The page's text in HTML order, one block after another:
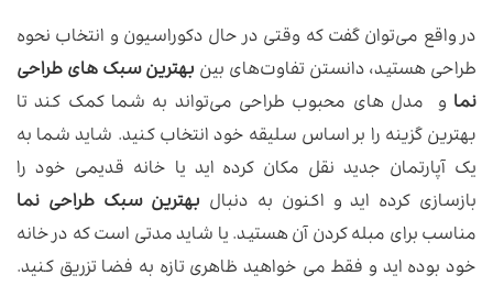
در واقع می‌توان گفت که وقتی در حال دکوراسیون و انتخاب نحوه
طراحی هستید، دانستن تفاوت‌های بین بهترین سبک های طراحی
نما و مدل های محبوب طراحی می‌تواند به شما کمک کند تا
بهترین گزینه را بر اساس سلیقه خود انتخاب کنید. شاید شما به
یک آپارتمان جدید نقل مکان کرده اید یا خانه قدیمی خود را
بازسازی کرده اید و اکنون به دنبال بهترین سبک طراحی نما
مناسب برای مبله کردن آن هستید. یا شاید مدتی است که در خانه
خود بوده اید و فقط می خواهید ظاهری تازه به فضا تزریق کنید.